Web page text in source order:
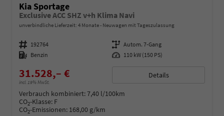
Kia Sportage
Exclusive ACC SHZ v+h Klima Navi
unverbindliche Lieferzeit: 4 Monate Neuwagen mit Tageszulassung
Fahrzeugnummer 192764 Getriebe Autom. 7-Gang
Kraftstoff Benzin Leistung 110 kW (150 PS)
31.528,– €
incl. 19% MwSt.
Details
Verbrauch kombiniert:7,40 l/100km
CO2-Klasse: F
CO2-Emissionen: 168,00 g/km